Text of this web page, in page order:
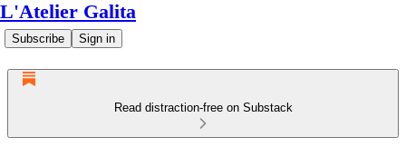
L'Atelier Galita
Subscribe Sign in
Read distraction-free on Substack